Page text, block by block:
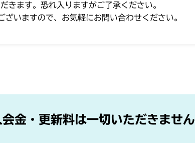
ます。恐れ入りますがご了承ください。
いますので、お気軽にお問い合わせください。
会金・更新料は一切いただきません